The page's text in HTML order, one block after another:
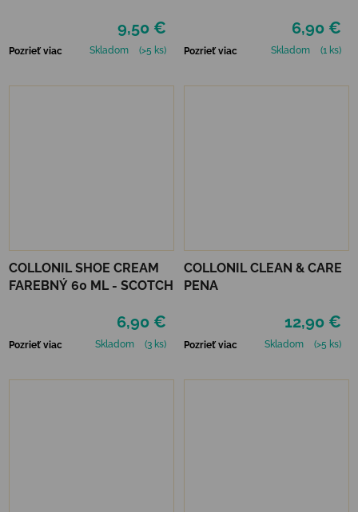
9,50 €
Pozrieť viac Skladom (>5 ks)
6,90 €
Pozrieť viac Skladom (1 ks)
COLLONIL SHOE CREAM
FAREBNÝ 60 ML - SCOTCH
6,90 €
Pozrieť viac Skladom (3 ks)
COLLONIL CLEAN & CARE
PENA
12,90 €
Pozrieť viac Skladom (>5 ks)